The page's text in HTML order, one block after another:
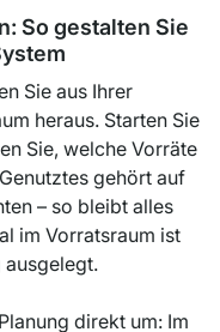
So gestalten Sie
Sie aus Ihrer
heraus. Starten Sie
Sie, welche Vorräte
gehört auf
– so bleibt alles
im Vorratsraum ist
ausgelegt.
direkt um: Im